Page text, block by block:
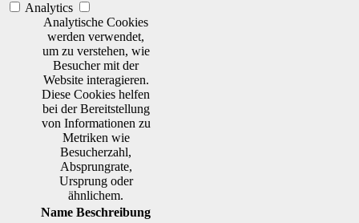
Analytics
Analytische Cookies
werden verwendet,
um zu verstehen, wie
Besucher mit der
Website interagieren.
Diese Cookies helfen
bei der Bereitstellung
von Informationen zu
Metriken wie
Besucherzahl,
Absprungrate,
Ursprung oder
ähnlichem.
Name Beschreibung